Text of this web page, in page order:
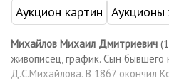
Аукцион картин Аукционы
Михайлов Михаил Дмитриевич
живописец, график. Сын бывшего
Д.С.Михайлова. В 1867 окончил